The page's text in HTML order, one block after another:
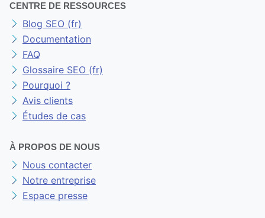
CENTRE DE RESSOURCES
Blog SEO (fr)
Documentation
FAQ
Glossaire SEO (fr)
Pourquoi ?
Avis clients
Études de cas
À PROPOS DE NOUS
Nous contacter
Notre entreprise
Espace presse